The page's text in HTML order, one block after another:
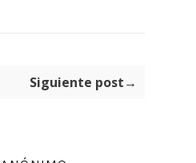
Siguiente post→